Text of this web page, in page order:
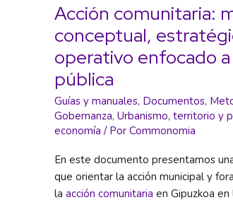
Acción comunitaria:
conceptual,
operativo enfocado a
pública
Guías y manuales, Documentos,
Gobernanza, Urbanismo, territorio y
economía / Por Commonomia
En este documento presentamos
que orientar la acción municipal y
la acción comunitaria en Gipuzkoa